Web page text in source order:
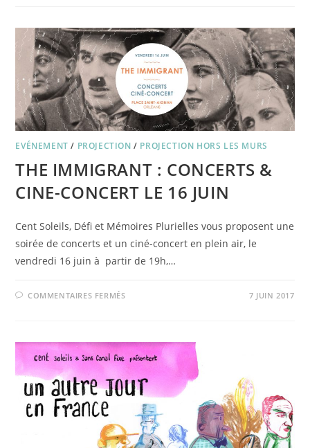
DE
SEULS
LES
PIRATES
EVÉNEMENT / PROJECTION / PROJECTION HORS LES MURS
THE IMMIGRANT : CONCERTS &
CINE-CONCERT LE 16 JUIN
Cent Soleils, Défi et Mémoires Plurielles vous proposent une
soirée de concerts et un ciné-concert en plein air, le
vendredi 16 juin à partir de 19h,…
COMMENTAIRES FERMÉSSUR
&
CINE-
CONCERT
LE
16
JUIN
7 JUIN 2017